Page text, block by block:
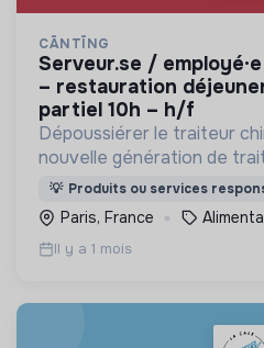
CĀNTĪNG
serveur.se / employé·e comptoir & service
– restauration
partiel 10h – h/f
Dépoussiérer le traiteur
nouvelle génération de
rassurante, gourmande,
(pour mieux répondre aux
consommation actuelles)
💡 Produits ou services
Paris, France
Il y a 1 mois